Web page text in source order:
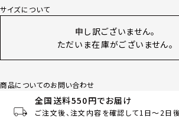
サイズについて
申し訳ございません。
ただいま在庫がございません。
商品についてのお問い合わせ
全国送料550円でお届け
ご注文後、注文内容を確認して1日～2日